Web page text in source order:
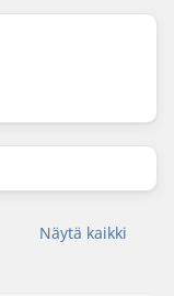
Näytä kaikki